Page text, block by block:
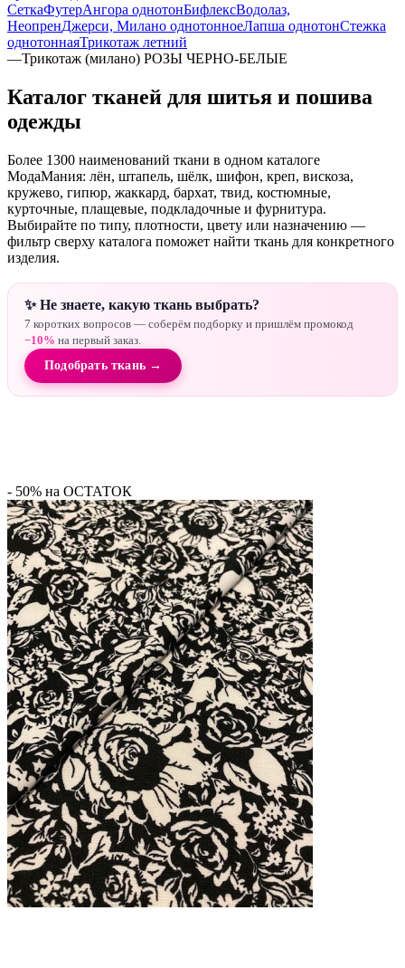
СеткаФутерАнгора однотонБифлексВодолаз,
НеопренДжерси, Милано однотонноеЛапша однотонСтежка
однотоннаяТрикотаж летний
—Трикотаж (милано) РОЗЫ ЧЕРНО-БЕЛЫЕ
Каталог тканей для шитья и пошива
одежды
Более 1300 наименований ткани в одном каталоге
МодаМания: лён, штапель, шёлк, шифон, креп, вискоза,
кружево, гипюр, жаккард, бархат, твид, костюмные,
курточные, плащевые, подкладочные и фурнитура.
Выбирайте по типу, плотности, цвету или назначению —
фильтр сверху каталога поможет найти ткань для конкретного
изделия.
✨ Не знаете, какую ткань выбрать?
7 коротких вопросов — соберём подборку и пришлём промокод
−10% на первый заказ.
Подобрать ткань →
- 50% на ОСТАТОК